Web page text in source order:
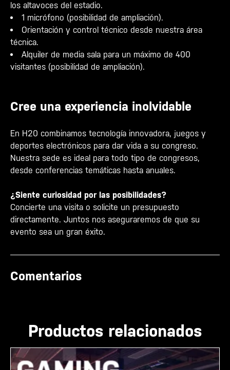
los altavoces del estadio.
1 micrófono (posibilidad de ampliación).
Orientación y control técnico desde nuestra área
técnica.
Alquiler de media sala para un máximo de 400
visitantes (posibilidad de ampliación).
Cree una experiencia inolvidable
En H20 combinamos tecnología innovadora, juegos y
deportes electrónicos para dar vida a su congreso.
Nuestra sede es ideal para todo tipo de congresos,
desde conferencias temáticas hasta anuales.
¿Siente curiosidad por las posibilidades?
Concierte una visita o solicite un presupuesto
directamente. Juntos nos aseguraremos de que su
evento sea un gran éxito.
Comentarios
Productos relacionados